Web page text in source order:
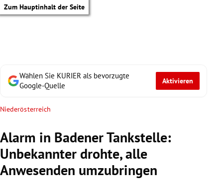
Zum Hauptinhalt der Seite
Wählen Sie KURIER als bevorzugte
Google-Quelle
Aktivieren
Niederösterreich
Alarm in Badener Tankstelle:
Unbekannter drohte, alle
Anwesenden umzubringen